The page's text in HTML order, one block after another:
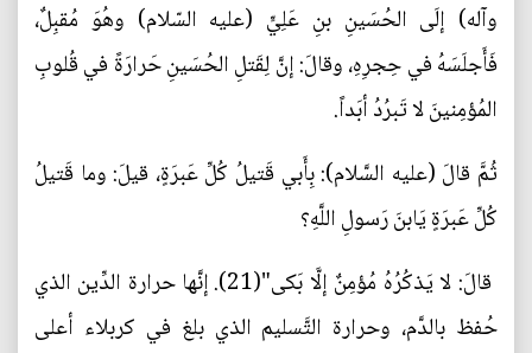
وآله) إلَى الحُسَينِ بنِ عَلِيٍّ (عليه السّلام) وهُوَ مُقبِلٌ،
فَأَجلَسَهُ في حِجرِهِ، وقالَ: إنَّ لِقَتلِ الحُسَينِ حَرارَةً في قُلوبِ
المُؤمِنينَ لا تَبرُدُ أبَداً.
ثُمَّ قالَ (عليه السَّلام): بِأَبي قَتيلُ كُلِّ عَبرَةٍ، قيلَ: وما قَتيلُ
كُلِّ عَبرَةٍ يَابنَ رَسولِ اللَّهِ؟
قالَ: لا يَذكُرُهُ مُؤمِنٌ إلَّا بَكى"(21). إنَّها حرارة الدِّين الذي
حُفظ بالدَّم، وحرارة التَّسليم الذي بلغ في كربلاء أعلى